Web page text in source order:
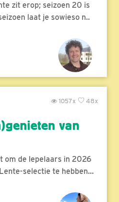
zit erop; seizoen 20 is
laat je sowieso n..
48x
1057x
van
om de lepelaars in 2026
selectie te hebben...